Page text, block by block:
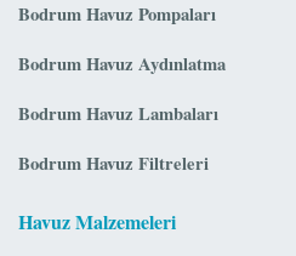
Bodrum Havuz Pompaları
Bodrum Havuz Aydınlatma
Bodrum Havuz Lambaları
Bodrum Havuz Filtreleri
Havuz Malzemeleri